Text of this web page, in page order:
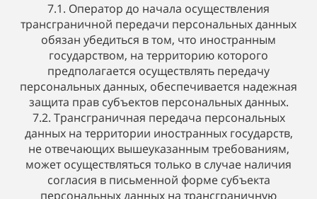
7.1. Оператор до начала осуществления
трансграничной передачи персональных данных
обязан убедиться в том, что иностранным
государством, на территорию которого
предполагается осуществлять передачу
персональных данных, обеспечивается надежная
защита прав субъектов персональных данных.
7.2. Трансграничная передача персональных
данных на территории иностранных государств,
не отвечающих вышеуказанным требованиям,
может осуществляться только в случае наличия
согласия в письменной форме субъекта
персональных данных на трансграничную